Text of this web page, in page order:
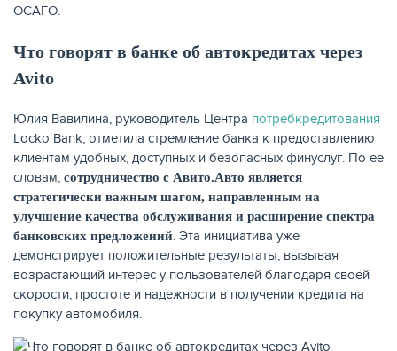
ЕЩЁ
ОСАГО.
Что говорят в банке об автокредитах через
Avito
Юлия Вавилина, руководитель Центра потребкредитования
Locko Bank, отметила стремление банка к предоставлению
клиентам удобных, доступных и безопасных финуслуг. По ее
словам, сотрудничество с Авито.Авто является
стратегически важным шагом, направленным на
улучшение качества обслуживания и расширение спектра
банковских предложений . Эта инициатива уже
демонстрирует положительные результаты, вызывая
возрастающий интерес у пользователей благодаря своей
скорости, простоте и надежности в получении кредита на
покупку автомобиля.